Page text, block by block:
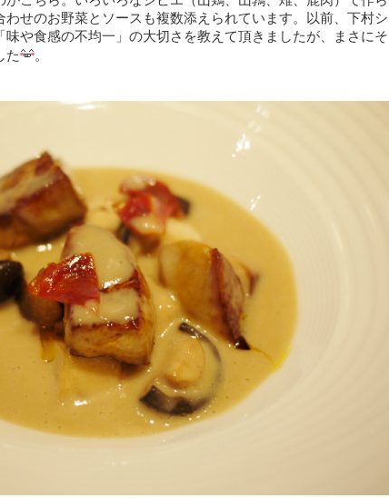
せのお野菜とソースも複数添えられています。以前、下村シ
味や食感の不均一」の大切さを教えて頂きましたが、まさにそ
た
。